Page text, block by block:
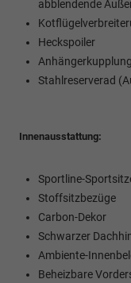
abblendende
Heckspoiler
Stahlreserverad
Innenausstattung:
Sportline-
Stoffsitzbezüge
Carbon-Dekor
Schwarzer
Ambiente-
Beheizbare